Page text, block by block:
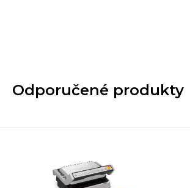
Odporučené produkty